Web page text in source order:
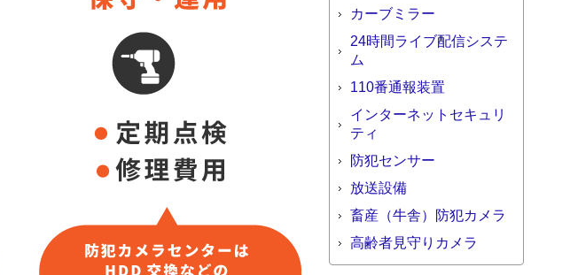
カーブミラー
24時間ライブ配信システ
ム
110番通報装置
インターネットセキュリ
ティ
防犯センサー
放送設備
畜産（牛舎）防犯カメラ
高齢者見守りカメラ